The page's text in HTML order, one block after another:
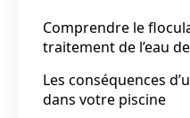
Comprendre le
traitement de l’eau
Les conséquences
dans votre piscine